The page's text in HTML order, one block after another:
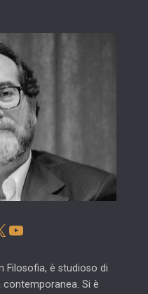
YouTube
Filosofia, è studioso di
contemporanea. Si è